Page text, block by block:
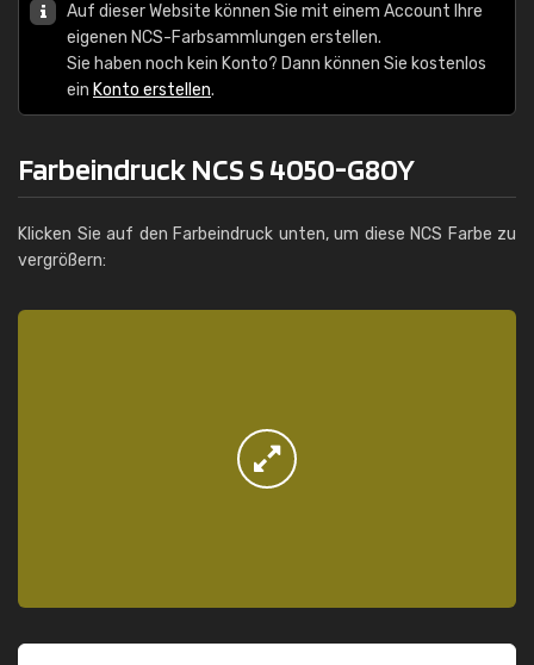
Auf dieser Website können Sie mit einem Account Ihre
eigenen NCS-Farbsammlungen erstellen.
Sie haben noch kein Konto? Dann können Sie kostenlos
ein Konto erstellen.
Farbeindruck NCS S 4050-G80Y
Klicken Sie auf den Farbeindruck unten, um diese NCS Farbe zu
vergrößern: